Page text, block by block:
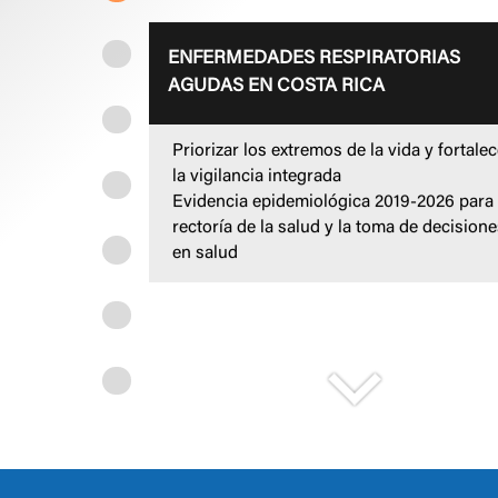
ENFERMEDADES RESPIRATORIAS
AGUDAS EN COSTA RICA
Priorizar los extremos de la vida y
la vigilancia integrada
Evidencia epidemiológica 2019-2026 para
rectoría de la salud y la toma de
en salud